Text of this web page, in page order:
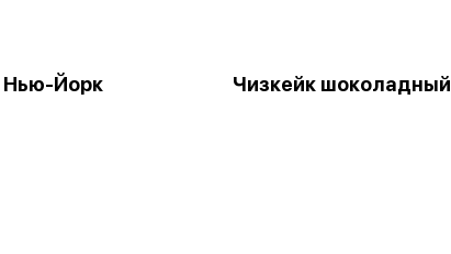
Нью-Йорк Чизкейк шоколадный